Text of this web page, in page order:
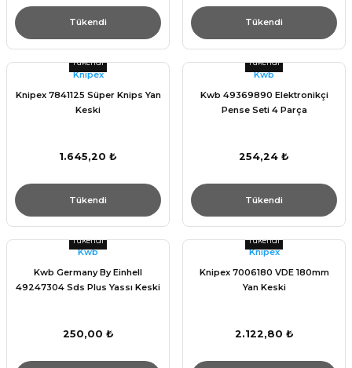
Tükendi Tükendi
Tükendi
Knıpex
Knipex 7841125 Süper Knips Yan
Keski
1.645,20 ₺
Tükendi
Tükendi
Kwb
Kwb 49369890 Elektronikçi
Pense Seti 4 Parça
254,24 ₺
Tükendi
Tükendi
Kwb
Kwb Germany By Einhell
49247304 Sds Plus Yassı Keski
250,00 ₺
Tükendi
Knıpex
Knipex 7006180 VDE 180mm
Yan Keski
2.122,80 ₺